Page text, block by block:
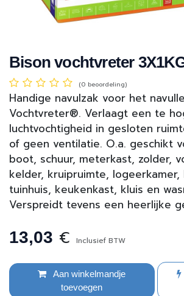
Bison vochtvreter
(0 beoordeling)
Handige navulzak voor het
Vochtvreter®. Verlaagt een te
luchtvochtigheid in gesloten
of geen ventilatie. O.a. geschikt
boot, schuur, meterkast, zolder,
kelder, kruipruimte, logeerkamer,
tuinhuis, keukenkast, kluis en
Verspreidt tevens een heerlijke
13,03 € Inclusief BTW
Aan winkelmandje
toevoegen